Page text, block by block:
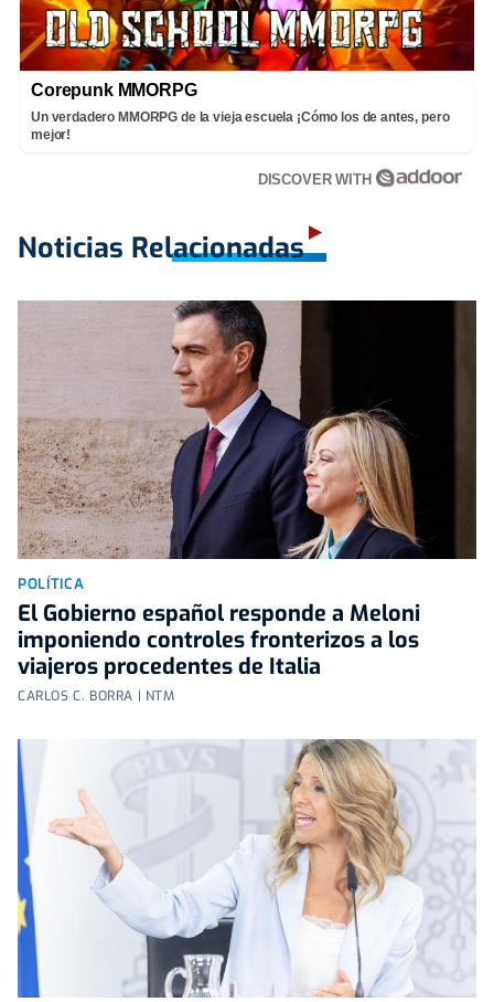
Corepunk MMORPG
Un verdadero MMORPG de la vieja escuela ¡Cómo los de antes, pero
mejor!
DISCOVER WITH
Noticias Relacionadas
POLÍTICA
El Gobierno español responde a Meloni
imponiendo controles fronterizos a los
viajeros procedentes de Italia
CARLOS C. BORRA | NTM